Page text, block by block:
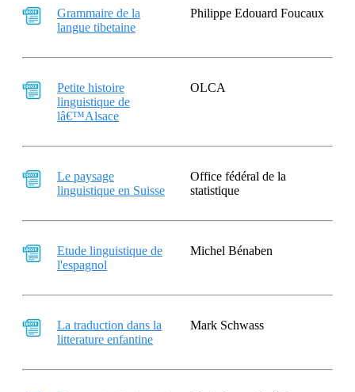
Grammaire de la
langue tibetaine
Philippe Edouard Foucaux
Petite histoire
linguistique de
lâ€™Alsace
OLCA
Le paysage
linguistique en Suisse
Office fédéral de la
statistique
Etude linguistique de
l'espagnol
Michel Bénaben
La traduction dans la
litterature enfantine
Mark Schwass